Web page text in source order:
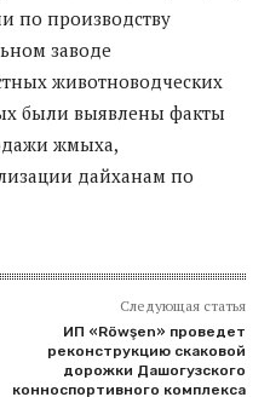
по производству
заводе
животноводческих
были выявлены факты
жмыха,
дайханам по
Следующая статья
ИП «Röwşen» проведет
реконструкцию скаковой
дорожки Дашогузского
конноспортивного комплекса